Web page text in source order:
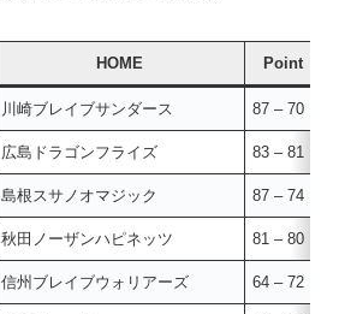
HOME Point
川崎ブレイブサンダース 87 – 70
広島ドラゴンフライズ 83 – 81
島根スサノオマジック 87 – 74
秋田ノーザンハピネッツ 81 – 80
信州ブレイブウォリアーズ 64 – 72